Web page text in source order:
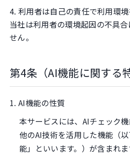
4. 利用者は自己の責任で利用環境
当社は利用者の環境起因の不具
せん。
第4条（AI機能に関する特
1. AI機能の性質
本サービスには、AIチェック
他のAI技術を活用した機能（
能」といいます。）が含まれ